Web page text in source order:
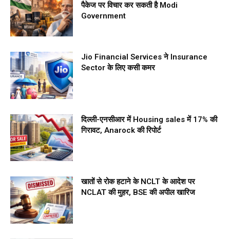
पैकेज पर विचार कर सकती है Modi
Government
Jio Financial Services ने Insurance
Sector के लिए कसी कमर
दिल्ली-एनसीआर में Housing sales में 17% की
गिरावट, Anarock की रिपोर्ट
खातों से रोक हटाने के NCLT के आदेश पर
NCLAT की मुहर, BSE की अपील खारिज